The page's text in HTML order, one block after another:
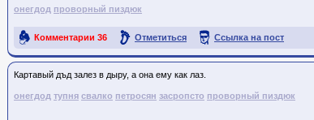
онегдод проворный пиздюк
Комментарии 36 Отметиться Ссылка на пост
Картавый дъд залез в дыру, а она ему как лаз.
онегдод тупня свалко петросян засропсто проворный пиздюк